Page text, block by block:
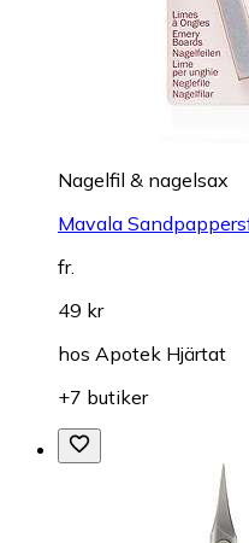
Nagelfil & nagelsax
Mavala
fr.
49 kr
hos Apotek Hjärtat
+7 butiker